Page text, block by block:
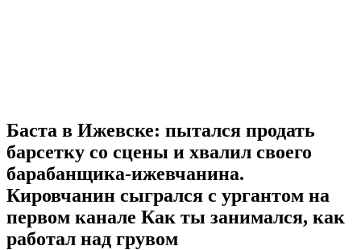
Баста в Ижевске: пытался продать
барсетку со сцены и хвалил своего
барабанщика-ижевчанина.
Кировчанин сыгрался с ургантом на
первом канале Как ты занимался, как
работал над грувом